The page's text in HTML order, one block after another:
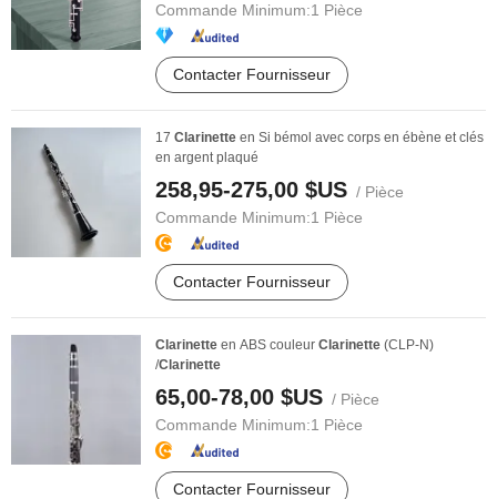
Commande Minimum:1 Pièce
Contacter Fournisseur
17 Clarinette en Si bémol avec corps en ébène et clés
en argent plaqué
258,95-275,00 $US / Pièce
Commande Minimum:1 Pièce
Contacter Fournisseur
Clarinette en ABS couleur Clarinette (CLP-N)
/Clarinette
65,00-78,00 $US / Pièce
Commande Minimum:1 Pièce
Contacter Fournisseur